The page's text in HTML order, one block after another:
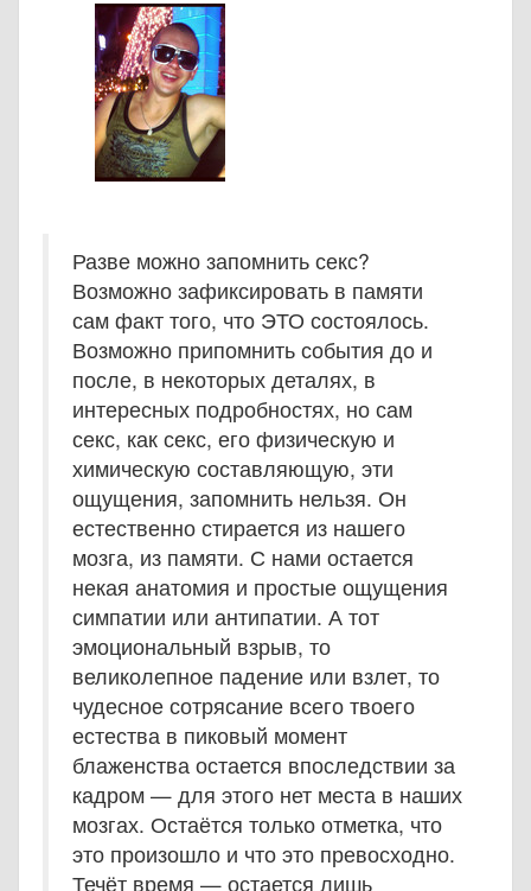
Разве можно запомнить секс?
Возможно зафиксировать в памяти
сам факт того, что ЭТО состоялось.
Возможно припомнить события до и
после, в некоторых деталях, в
интересных подробностях, но сам
секс, как секс, его физическую и
химическую составляющую, эти
ощущения, запомнить нельзя. Он
естественно стирается из нашего
мозга, из памяти. С нами остается
некая анатомия и простые ощущения
симпатии или антипатии. А тот
эмоциональный взрыв, то
великолепное падение или взлет, то
чудесное сотрясание всего твоего
естества в пиковый момент
блаженства остается впоследствии за
кадром — для этого нет места в наших
мозгах. Остаётся только отметка, что
это произошло и что это превосходно.
Течёт время — остается лишь